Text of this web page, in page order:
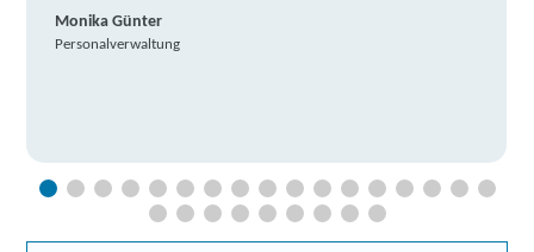
Monika Günter
Personalverwaltung